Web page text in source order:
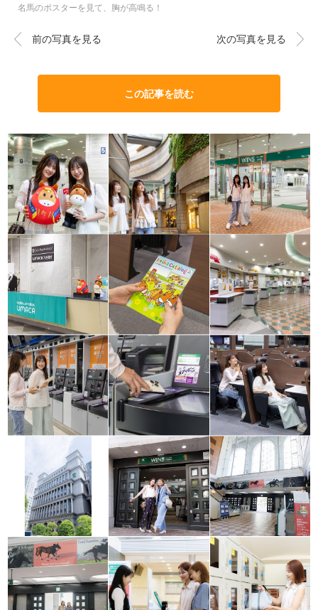
名馬のポスターを見て、胸が高鳴る！
前の写真を見る 次の写真を見る
この記事を読む